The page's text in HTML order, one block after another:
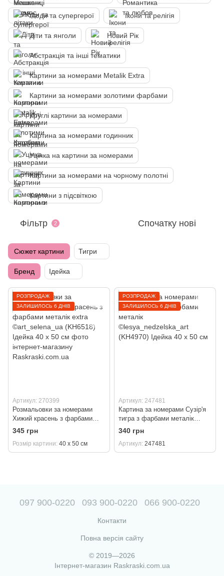
Люди та супергерої Ікони та релігія
Діти та янголи Новий Рік
Абстракція та інші тематики
Картини за номерами Metalik Extra
Картини за номерами золотими фарбами
Круглі картини за номерами
Картина за номерами годинник
Уцінка на картини за номерами
Картини за номерами на чорному полотні
Картини з підсвіткою
Фільтр 2 Спочатку нові
Сюжет картини Тигри
Бренд Ідейка
РОЗПРОДАЖ
ЗАЛИШИЛОСЬ 6 ДНІВ
Артикул: 270399
Розмальовки за номерами
Хижий красень з фарбами
металік extra ©art_selena_ua
(KH6518) Ідейка 40 х 50 см
345 грн
Розмір картини 40 х 50 см
РОЗПРОДАЖ
ЗАЛИШИЛОСЬ 6 ДНІВ
Артикул: 247481
Картина за номерами Сузір'я
тигра з фарбами металік
©lesya_nedzelska_art
(KH4970) Ідейка 40 х 50 см
340 грн
Артикул 247481
097 900-0220 093 900-0220 066 900-0220
Контакти
Повна версія сайту
© 2019—2026
Інтернет-магазин Raskraski.com.ua